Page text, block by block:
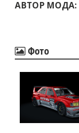
АВТОР МОДА:
Фото